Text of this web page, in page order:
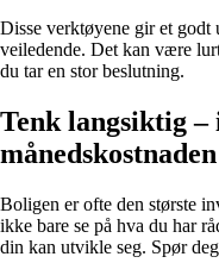
Disse verktøyene gir et godt
veiledende. Det kan være
du tar en stor beslutning.
Tenk langsiktig –
månedskostnaden
Boligen er ofte den største
ikke bare se på hva du har
din kan utvikle seg. Spør